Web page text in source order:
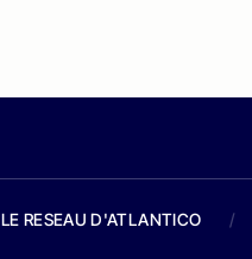
LE RESEAU D'ATLANTICO /